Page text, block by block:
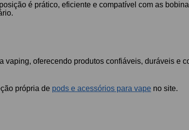
é prático, eficiente e compatível com as
oferecendo produtos confiáveis, duráveis e
própria de pods e acessórios para vape no site.